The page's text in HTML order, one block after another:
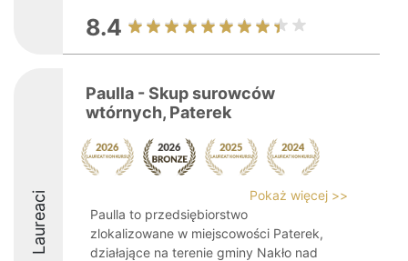
8.4
Laureaci
Paulla - Skup surowców
wtórnych, Paterek
Pokaż więcej >>
Paulla to przedsiębiorstwo
zlokalizowane w miejscowości Paterek,
działające na terenie gminy Nakło nad